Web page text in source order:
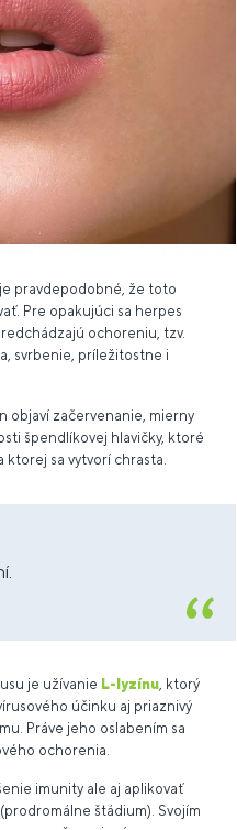
pravdepodobné, že toto
Pre opakujúci sa herpes
ochoreniu, tzv.
svrbenie, príležitostne i
objaví začervenanie, mierny
špendlíkovej hlavičky, ktoré
ktorej sa vytvorí chrasta.
je užívanie L-lyzínu , ktorý
účinku aj priaznivý
Práve jeho oslabením sa
ochorenia.
imunity ale aj aplikovať
štádium). Svojím